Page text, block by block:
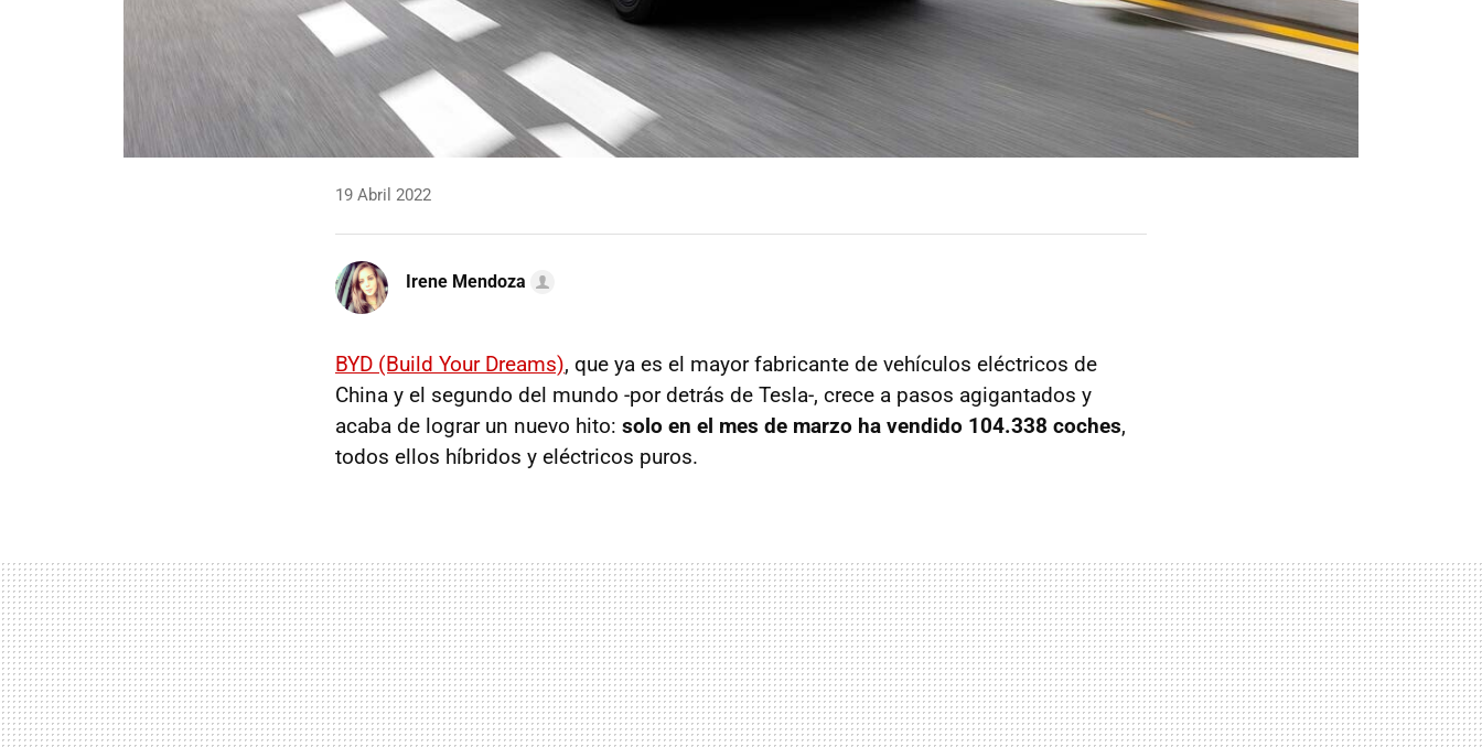
19 Abril 2022
Irene Mendoza
BYD (Build Your Dreams), que ya es el mayor fabricante de vehículos eléctricos de
China y el segundo del mundo -por detrás de Tesla-, crece a pasos agigantados y
acaba de lograr un nuevo hito: solo en el mes de marzo ha vendido 104.338 coches,
todos ellos híbridos y eléctricos puros.